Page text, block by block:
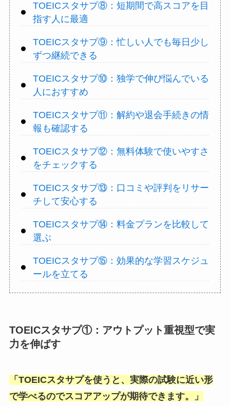
TOEICスタサプ⑧：短期間で高スコアを目
指す人に最適
TOEICスタサプ⑨：忙しい人でも毎日少し
ずつ継続できる
TOEICスタサプ⑩：独学で伸び悩んでいる
人におすすめ
TOEICスタサプ⑪：解約や退会手続きの情
報も確認する
TOEICスタサプ⑫：無料体験で使いやすさ
をチェックする
TOEICスタサプ⑬：口コミや評判をリサー
チして安心する
TOEICスタサプ⑭：料金プランを比較して
選ぶ
TOEICスタサプ⑮：効果的な学習スケジュ
ールを立てる
TOEICスタサプ①：アウトプット重視型で実
力を伸ばす
「 TOEICスタサプを使うと、実際の試験に近い形
で学べるのでスコアアップが期待できます。
」